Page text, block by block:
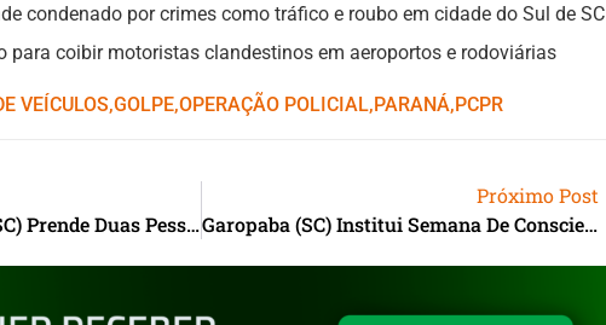
condenado por crimes como tráfico e roubo em cidade do Sul de SC
para coibir motoristas clandestinos em aeroportos e rodoviárias
VEÍCULOS,ㅤGOLPE,ㅤOPERAÇÃO POLICIAL,ㅤPARANÁ,ㅤPCPR
Operação Em Lages (SC) Prende Duas Pessoas Ligadas Ao Tráfico
Próximo Post
Garopaba (SC) Institui Semana De Conscientização Sobre Transtornos De Aprendizagem